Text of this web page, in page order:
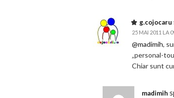
g.cojocaru
25 MAI 2011 LA
@madimih,
„personal-
Chiar sunt
madimih